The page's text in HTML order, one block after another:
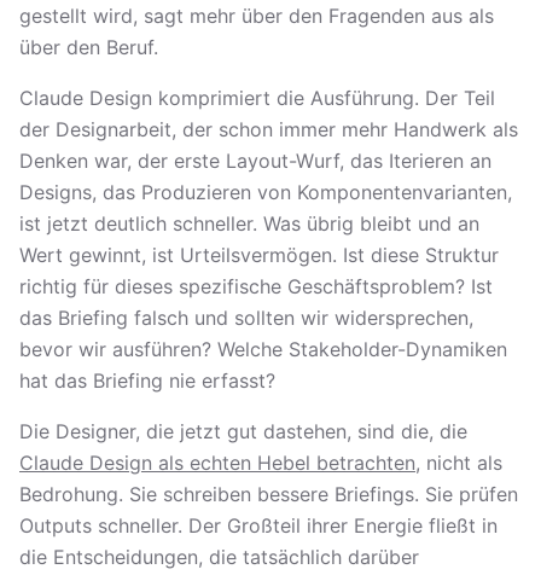
gestellt wird, sagt mehr über den Fragenden aus als
über den Beruf.
Claude Design komprimiert die Ausführung. Der Teil
der Designarbeit, der schon immer mehr Handwerk als
Denken war, der erste Layout-Wurf, das Iterieren an
Designs, das Produzieren von Komponentenvarianten,
ist jetzt deutlich schneller. Was übrig bleibt und an
Wert gewinnt, ist Urteilsvermögen. Ist diese Struktur
richtig für dieses spezifische Geschäftsproblem? Ist
das Briefing falsch und sollten wir widersprechen,
bevor wir ausführen? Welche Stakeholder-Dynamiken
hat das Briefing nie erfasst?
Die Designer, die jetzt gut dastehen, sind die, die
Claude Design als echten Hebel betrachten, nicht als
Bedrohung. Sie schreiben bessere Briefings. Sie prüfen
Outputs schneller. Der Großteil ihrer Energie fließt in
die Entscheidungen, die tatsächlich darüber